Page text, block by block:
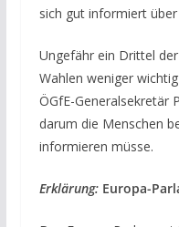
sich gut informiert
Ungefähr ein Drittel
Wahlen weniger
ÖGfE-Generalsekretär
darum die Menschen
informieren müsse.
Erklärung: Europa-